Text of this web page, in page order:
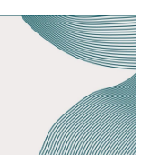
vez. Y no es que